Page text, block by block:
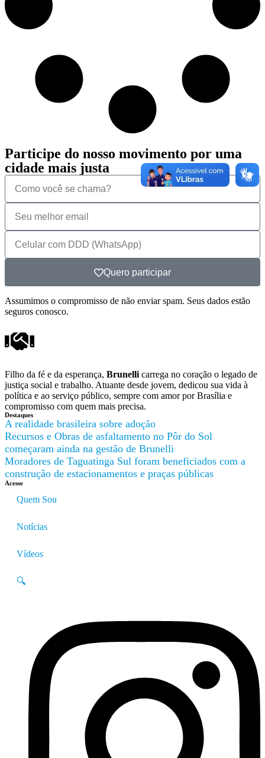
Participe do nosso movimento por uma
cidade mais justa
Quero participar
Assumimos o compromisso de não enviar spam. Seus dados estão
seguros conosco.
Filho da fé e da esperança, Brunelli carrega no coração o legado de
justiça social e trabalho. Atuante desde jovem, dedicou sua vida à
política e ao serviço público, sempre com amor por Brasília e
compromisso com quem mais precisa.
Destaques
A realidade brasileira sobre adoção
Recursos e Obras de asfaltamento no Pôr do Sol
começaram ainda na gestão de Brunelli
Moradores de Taguatinga Sul foram beneficiados com a
construção de estacionamentos e praças públicas
Acesse
Quem Sou
Notícias
Vídeos
🔍